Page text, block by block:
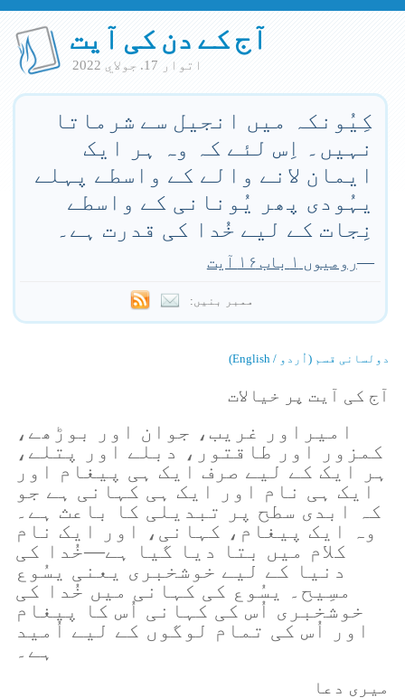
آج کے دن کی آیت
اتوار 17. جولاي 2022
کِیُونکہ میں انجیل سے شرماتا
نہیں۔ اِس لئے کہ وہ ہر ایک
ایمان لانے والے کے واسطے پہلے
یہُودی پھر یُونانی کے واسطے
نِجات کے لیے خُدا کی قدرت ہے۔
—رومیوں ۱ باب ۱۶ آیت
ممبر بنیں:
دولسانی قسم (اُردو / English)
آج کی آیت پر خیالات
امیراور غریب، جوان اور بوڑھے،
کمزور اور طاقتور، دبلے اور پتلے،
ہر ایک کے لیے صرف ایک ہی پیغام اور
ایک ہی نام اور ایک ہی کہانی ہے جو
کہ ابدی سطح پر تبدیلی کا باعث ہے۔
وہ ایک پیغام، کہانی، اور ایک نام
کلام میں بتا دیا گیا ہے—خُدا کی
دنیا کے لیے خوشخبری یعنی یسُوع
مسِیح۔ یسُوع کی کہانی میں خُدا کی
خوشخبری اُس کی کہانی اُس کا پیغام
اور اُس کی تمام لوگوں کے لیے اُمید
ہے۔
میری دعا